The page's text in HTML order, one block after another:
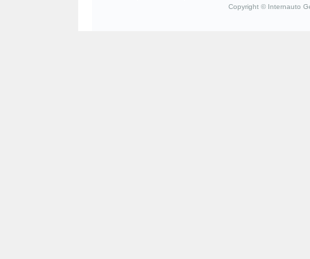
Copyright © Internauto